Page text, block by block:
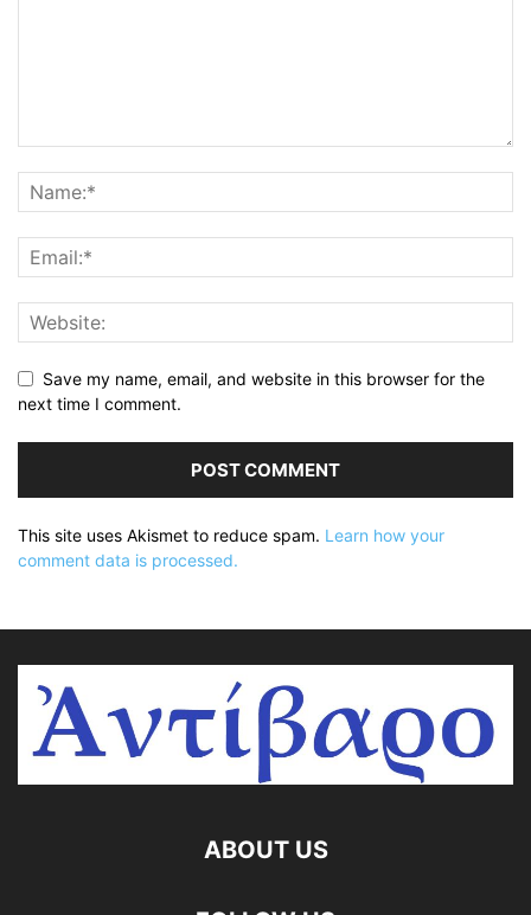
Save my name, email, and website in this browser for the
next time I comment.
This site uses Akismet to reduce spam. Learn how your
comment data is processed.
ABOUT US